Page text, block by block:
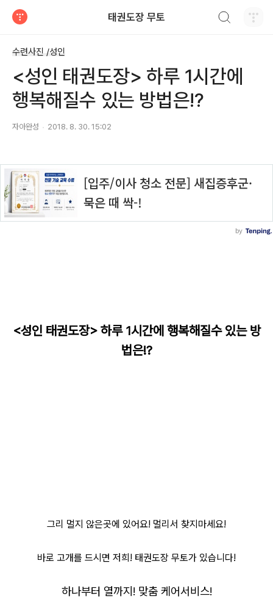
태권도장 무토
수련사진 /성인
<성인 태권도장> 하루 1시간에
행복해질수 있는 방법은!?
자아완성 2018. 8. 30. 15:02
<성인 태권도장> 하루 1시간에 행복해질수 있는 방
법은!?
그리 멀지 않은곳에 있어요! 멀리서 찾지마세요!
바로 고개를 드시면 저희! 태권도장 무토가 있습니다!
하나부터 열까지! 맞춤 케어서비스!